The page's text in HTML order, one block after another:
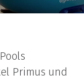
Primus und